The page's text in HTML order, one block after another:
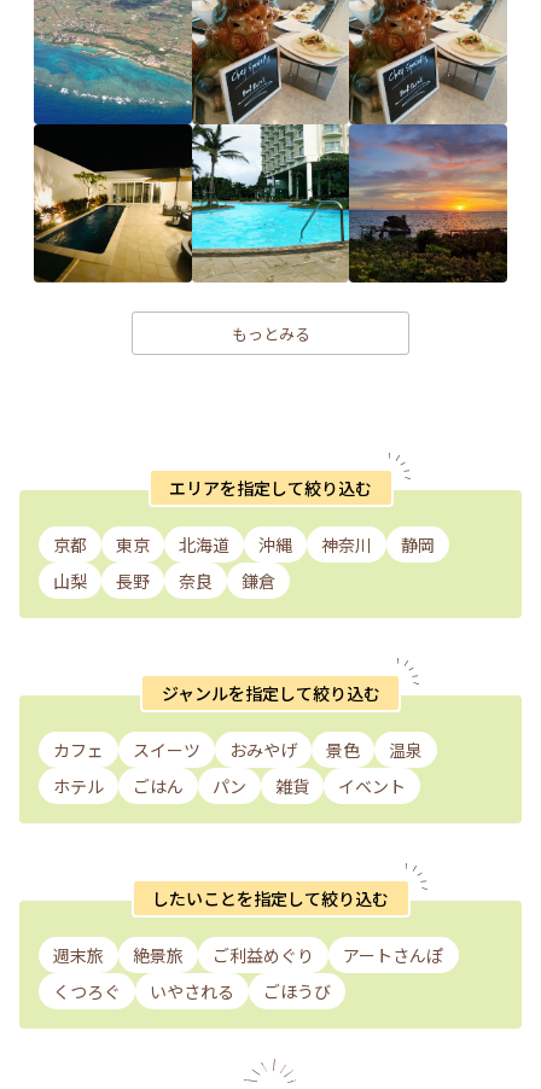
もっとみる
エリアを指定して絞り込む
京都 東京 北海道 沖縄 神奈川
静岡
山梨
長野 奈良 鎌倉
ジャンルを指定して絞り込む
カフェ スイーツ おみやげ 景色
温泉
ホテル
ごはん パン 雑貨 イベント
したいことを指定して絞り込む
週末旅 絶景旅 ご利益めぐり
アートさんぽ
くつろぐ
いやされる ごほうび